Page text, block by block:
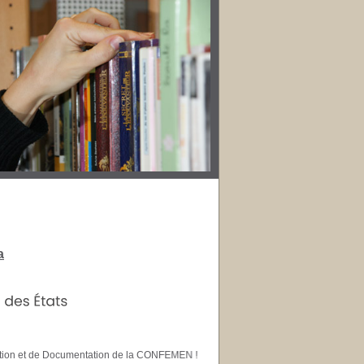
de Documentation de la CONFEMEN !